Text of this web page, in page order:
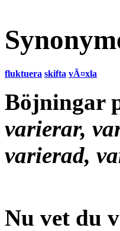
fluktuera skifta vÃ¤xla
Böjningar
varierar,
varierad,
Nu vet du